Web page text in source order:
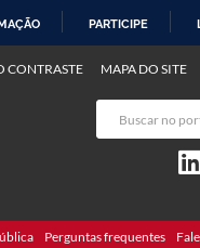
PARTICIPE
CONTRASTE MAPA DO SITE
Perguntas frequentes